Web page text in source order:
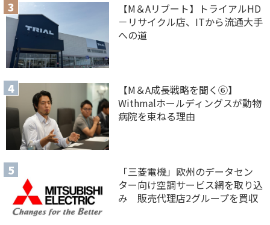
【M＆Aリブート】トライアルHD
－リサイクル店、ITから流通大手
への道
【M＆A 成長戦略を聞く⑥】
Withmalホールディングスが動物
病院を束ねる理由
「三菱電機」欧州のデータセン
ター向け空調サービス網を取り込
み 販売代理店2グループを買収